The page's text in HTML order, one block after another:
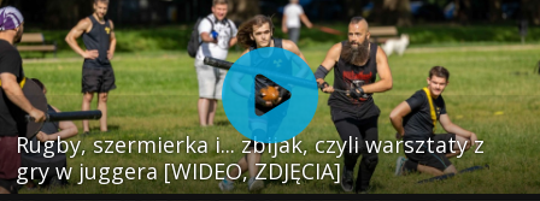
Rugby, szermierka i... zbijak, czyli warsztaty z
gry w juggera [WIDEO, ZDJĘCIA]